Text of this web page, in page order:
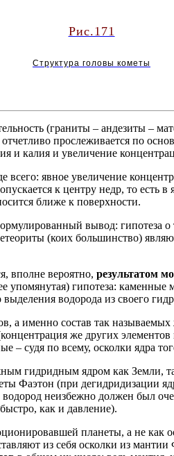
Рис.171
Структура головы кометы
(граниты – андезиты –
прослеживается по
и калия и увеличение
всего: явное увеличение
к центру недр, то
ближе к поверхности.
вывод: гипотеза
(коих большинство)
вполне вероятно, результатом
гипотеза:
водорода из своего
а именно состав так
же других
– судя по всему, осколки ядра
гидридным ядром как Земли,
Фаэтон (при дегидридизации
неизбежно должен был
как и давление).
планеты, а не как
из себя осколки из